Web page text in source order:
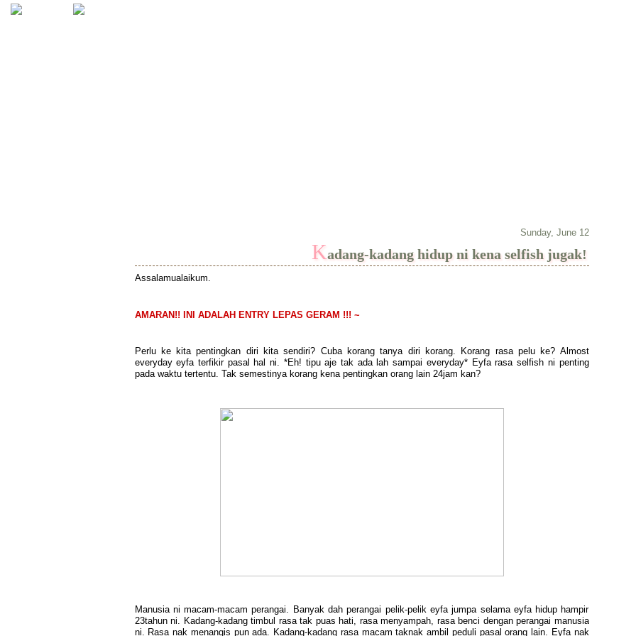
Sunday, June 12
Kadang-kadang hidup ni kena selfish jugak!
Assalamualaikum.
AMARAN!! INI ADALAH ENTRY LEPAS GERAM !!! ~
Perlu ke kita pentingkan diri kita sendiri? Cuba korang tanya diri korang. Korang rasa pelu ke? Almost
everyday eyfa terfikir pasal hal ni. *Eh! tipu aje tak ada lah sampai everyday* Eyfa rasa selfish ni penting
pada waktu tertentu. Tak semestinya korang kena pentingkan orang lain 24jam kan?
Manusia ni macam-macam perangai. Banyak dah perangai pelik-pelik eyfa jumpa selama eyfa hidup hampir
23tahun ni. Kadang-kadang timbul rasa tak puas hati, rasa menyampah, rasa benci dengan perangai manusia
ni. Rasa nak menangis pun ada. Kadang-kadang rasa macam taknak ambil peduli pasal orang lain. Eyfa nak